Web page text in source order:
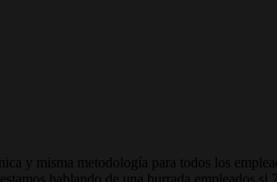
y misma metodología para todos los
hablando de una burrada empleados